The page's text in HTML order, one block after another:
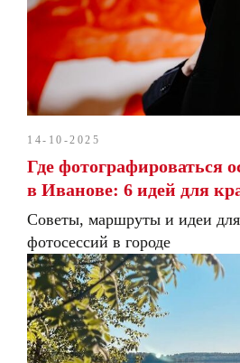
14-10-2025
Где фотографироваться
в Иванове: 6 идей для
Советы, маршруты и идеи
фотосессий в городе